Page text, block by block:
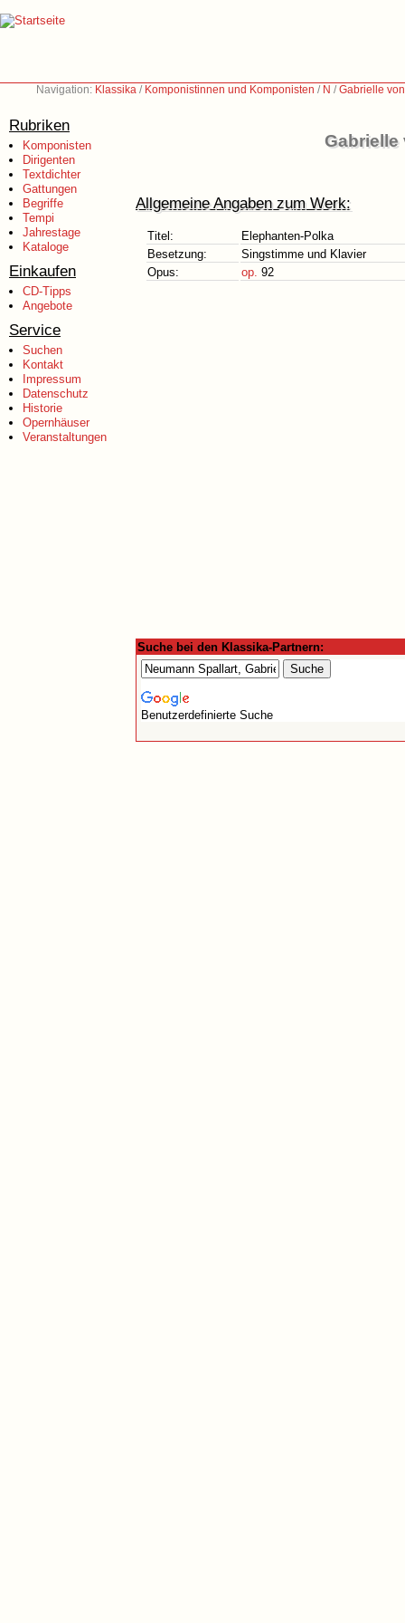
Navigation: Klassika / Komponistinnen und Komponisten / N /Gabrielle
Rubriken
Komponisten
Dirigenten
Textdichter
Gattungen
Begriffe
Tempi
Jahrestage
Kataloge
Einkaufen
CD-Tipps
Angebote
Service
Suchen
Kontakt
Impressum
Datenschutz
Historie
Opernhäuser
Veranstaltungen
Gabrielle
Allgemeine Angaben zum Werk:
Titel:
Elephanten-Polka
Besetzung:
Singstimme und Klavier
Opus:
op. 92
Suche bei den Klassika-Partnern:
Benutzerdefinierte Suche